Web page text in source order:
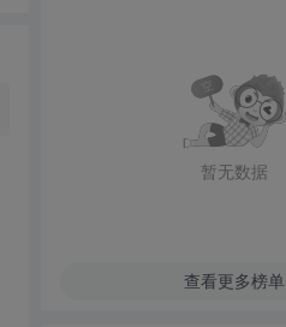
暂无数据
查看更多榜单